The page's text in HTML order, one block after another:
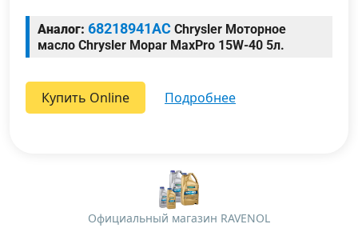
Аналог: 68218941AC Chrysler Моторное
масло Chrysler Mopar MaxPro 15W-40 5л.
Купить Online подробнее
Официальный магазин RAVENOL